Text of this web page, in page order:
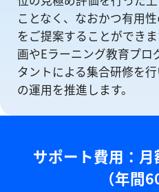
ことなく、なおかつ有⽤
をご提案することができ
画やEラーニング教育プロ
タントによる集合研修を
の運⽤を推進します。
サポート費用：
（年間